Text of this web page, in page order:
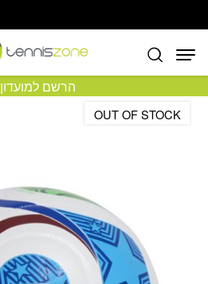
הרשם למועדון
OUT OF STOCK